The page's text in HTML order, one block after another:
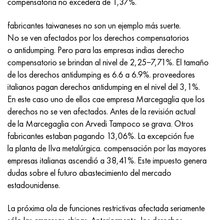
fabricantes taiwaneses no son un ejemplo más suerte.
No se ven afectados por los derechos compensatorios
o antidumping. Pero para las empresas indias derecho
compensatorio se brindan al nivel de 2,25−7,71%. El tamaño
de los derechos antidumping es 6.6 a 6.9%. proveedores
italianos pagan derechos antidumping en el nivel del 3,1%.
En este caso uno de ellos cae empresa Marcegaglia que los
derechos no se ven afectados. Antes de la revisión actual
de la Marcegaglia con Arvedi Tampoco se grava. Otros
fabricantes estaban pagando 13,06%. La excepción fue
la planta de Ilva metalúrgica. compensación por las mayores
empresas italianas ascendió a 38,41%. Este impuesto genera
dudas sobre el futuro abastecimiento del mercado
estadounidense.
La próxima ola de funciones restrictivas afectada seriamente
Incotherm
incotest
Jette M152
Cobalto 6B
maraging 250
René 41
Maraging 300
Maraging 350
47ND
47НХР
49KF
49K2F, 49K2FA-VI
Aleación 50N
Aleación 50NP
50NHS
Aleación 52N
HN62VMYUT
HN62MVKYU
HN63MB
XN65VM
KhN65VMTYu
KhN67MVTYu
KhN68VKTYU
KhN68VMTYUK-vd
VT-35
PT-1M
PT-3V
PT-7M
2B
SPT-2 sv
A LAS 3
3M
1.4466 - AISI 310MoLn
Aleación Al6xn
15-7Ph® - 1.4532
PH 13-8 meses - 1.4534
1.4542 - 17-4Ph®
Custom 455® - 1.4543 - uns s45500
1.4545 - 15-5Ph®
1.4548 - 17-4Ph®
10X17H13M3T
10X18N18Yu4D
11X11N2V2MF
12Х18Н9Т
13X11N2V2MF
15x11mf
15х12vnmf
15Х12Н2MVFAB
2,0872, CuNi10Fe1Mn, Cw352h
Bronce aluminio silicio
CW301G, C64200
bronce de silicio
C65500, CuAl11Fe3
C65620, CuSi3Fe2Zn3
C65100, CuSi1.5
Bronce estaño-plomo
latón rojo
C84400, CuSn2ZnPb
C83600, CuSn5ZnPb
45G2, 45g2, AISI 1144
Aleación de acero estructural
10g2, 10g2, AISI 1513
12X2H4A, 15NiCr13, 1.5752
AC14, 11SMnPb30
20G, 20mn5
20XH3A, AISI 4320, 20hn3a
20HM, 24CrMo5, 20hm
Р6М5, 1.3343, hs6-5-2, sw7m
Р6М5К5, 1.3243, hs6-5-2-5
R6M5F3, 1.3344, hs6-5-3
9М4К8,1.3207
R12F3, 1.3318, sw12
P18, 1,3355, hs18-0-1, sw18
Acero carbono
10,1.1645, C105W1